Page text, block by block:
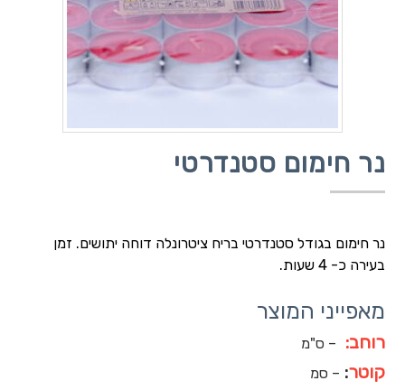
נר חימום סטנדרטי
נר חימום בגודל סטנדרטי בריח ציטרונלה דוחה יתושים. זמן
בעירה כ- 4 שעות.
מאפייני המוצר
רוחב: – ס"מ
קוטר: – סמ